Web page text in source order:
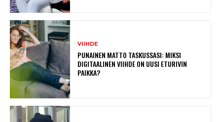
VIIHDE
PUNAINEN MATTO TASKUSSASI: MIKSI
DIGITAALINEN VIIHDE ON UUSI ETURIVIN
PAIKKA?